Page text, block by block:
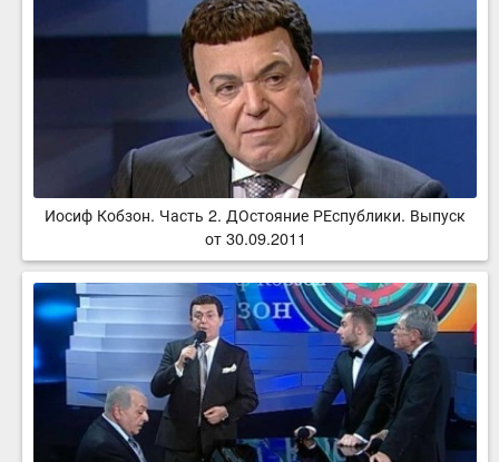
Иосиф Кобзон. Часть 2. ДОстояние РЕспублики. Выпуск
от 30.09.2011